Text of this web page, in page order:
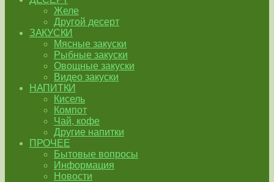
Желе
Другой десерт
ЗАКУСКИ
Мясные закуски
Рыбные закуски
Овощные закуски
Видео закуски
НАПИТКИ
Кисель
Компот
Чай, кофе
Другие напитки
ПРОЧЕЕ
Бытовые вопросы
Информация
Новости